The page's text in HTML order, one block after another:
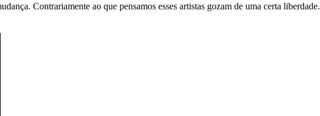
Contrariamente ao que pensamos esses artistas gozam de uma certa liberdade.